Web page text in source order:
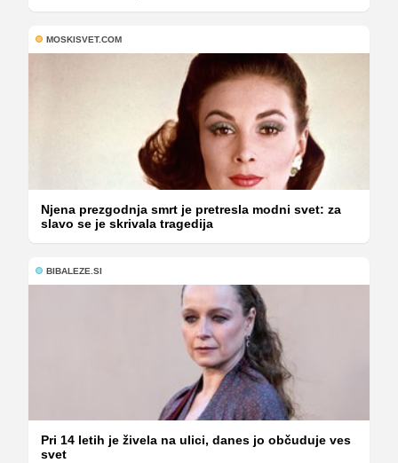
MOSKISVET.COM
Njena prezgodnja smrt je pretresla modni svet: za
slavo se je skrivala tragedija
BIBALEZE.SI
Pri 14 letih je živela na ulici, danes jo občuduje ves
svet